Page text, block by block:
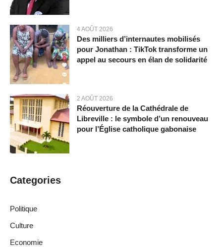
4 AOÛT 2026
Des milliers d’internautes mobilisés
pour Jonathan : TikTok transforme un
appel au secours en élan de solidarité
2 AOÛT 2026
Réouverture de la Cathédrale de
Libreville : le symbole d’un renouveau
pour l’Église catholique gabonaise
Categories
Politique
Culture
Economie